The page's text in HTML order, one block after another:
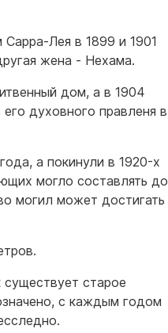
Лея в 1899 и 1901
жена - Нехама.
дом, а в 1904
духовного правленя в
а покинули в 1920-х
могло составлять до
могил может достигать
существует старое
с каждым годом